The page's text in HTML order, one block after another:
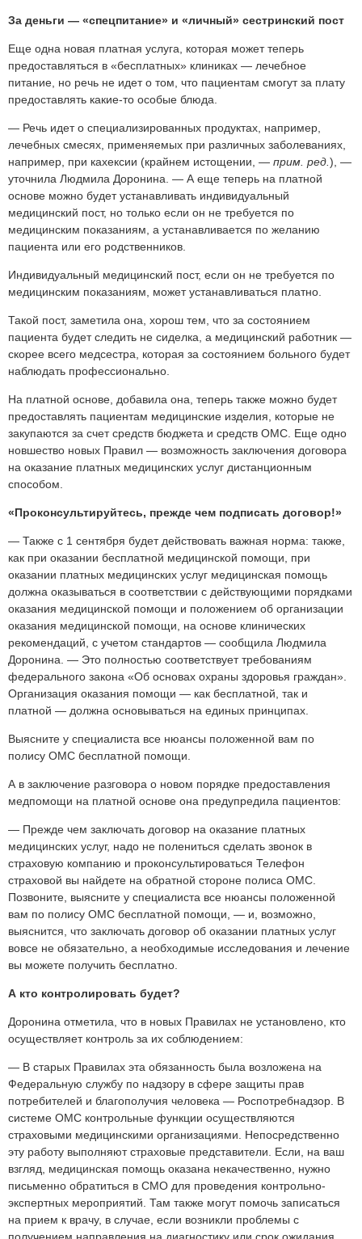
За деньги — «спецпитание» и «личный» сестринский пост
Еще одна новая платная услуга, которая может теперь
предоставляться в «бесплатных» клиниках — лечебное
питание, но речь не идет о том, что пациентам смогут за плату
предоставлять какие-то особые блюда.
— Речь идет о специализированных продуктах, например,
лечебных смесях, применяемых при различных заболеваниях,
например, при кахексии (крайнем истощении, — прим. ред. ), —
уточнила Людмила Доронина. — А еще теперь на платной
основе можно будет устанавливать индивидуальный
медицинский пост, но только если он не требуется по
медицинским показаниям, а устанавливается по желанию
пациента или его родственников.
Индивидуальный медицинский пост, если он не требуется по
медицинским показаниям, может устанавливаться платно.
Такой пост, заметила она, хорош тем, что за состоянием
пациента будет следить не сиделка, а медицинский работник —
скорее всего медсестра, которая за состоянием больного будет
наблюдать профессионально.
На платной основе, добавила она, теперь также можно будет
предоставлять пациентам медицинские изделия, которые не
закупаются за счет средств бюджета и средств ОМС. Еще одно
новшество новых Правил — возможность заключения договора
на оказание платных медицинских услуг дистанционным
способом.
«Проконсультируйтесь, прежде чем подписать договор!»
— Также с 1 сентября будет действовать важная норма: также,
как при оказании бесплатной медицинской помощи, при
оказании платных медицинских услуг медицинская помощь
должна оказываться в соответствии с действующими порядками
оказания медицинской помощи и положением об организации
оказания медицинской помощи, на основе клинических
рекомендаций, с учетом стандартов — сообщила Людмила
Доронина. — Это полностью соответствует требованиям
федерального закона «Об основах охраны здоровья граждан».
Организация оказания помощи — как бесплатной, так и
платной — должна основываться на единых принципах.
Выясните у специалиста все нюансы положенной вам по
полису ОМС бесплатной помощи.
А в заключение разговора о новом порядке предоставления
медпомощи на платной основе она предупредила пациентов:
— Прежде чем заключать договор на оказание платных
медицинских услуг, надо не полениться сделать звонок в
страховую компанию и проконсультироваться Телефон
страховой вы найдете на обратной стороне полиса ОМС.
Позвоните, выясните у специалиста все нюансы положенной
вам по полису ОМС бесплатной помощи, — и, возможно,
выяснится, что заключать договор об оказании платных услуг
вовсе не обязательно, а необходимые исследования и лечение
вы можете получить бесплатно.
А кто контролировать будет?
Доронина отметила, что в новых Правилах не установлено, кто
осуществляет контроль за их соблюдением:
— В старых Правилах эта обязанность была возложена на
Федеральную службу по надзору в сфере защиты прав
потребителей и благополучия человека — Роспотребнадзор. В
системе ОМС контрольные функции осуществляются
страховыми медицинскими организациями. Непосредственно
эту работу выполняют страховые представители. Если, на ваш
взгляд, медицинская помощь оказана некачественно, нужно
письменно обратиться в СМО для проведения контрольно-
экспертных мероприятий. Там также могут помочь записаться
на прием к врачу, в случае, если возникли проблемы с